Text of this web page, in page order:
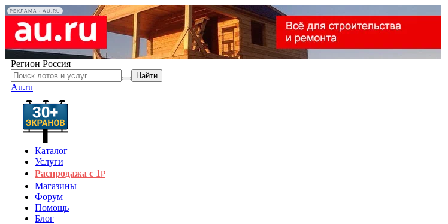
РЕКЛАМА • AU.RU
Регион Россия
Найти
Au.ru
Каталог
Услуги
Распродажа с 1₽
Магазины
Форум
Помощь
Блог